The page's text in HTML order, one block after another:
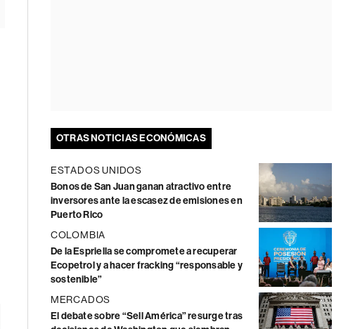
OTRAS NOTICIAS ECONÓMICAS
ESTADOS UNIDOS
Bonos de San Juan ganan atractivo entre
inversores ante la escasez de emisiones en
Puerto Rico
COLOMBIA
De la Espriella se compromete a recuperar
Ecopetrol y a hacer fracking “responsable y
sostenible”
MERCADOS
El debate sobre “Sell América” resurge tras